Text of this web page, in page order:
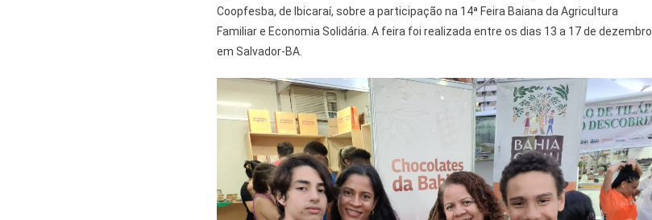
Coopfesba, de Ibicaraí, sobre a participação na 14ª Feira Baiana da Agricultura
Familiar e Economia Solidária. A feira foi realizada entre os dias 13 a 17 de dezembro
em Salvador-BA.